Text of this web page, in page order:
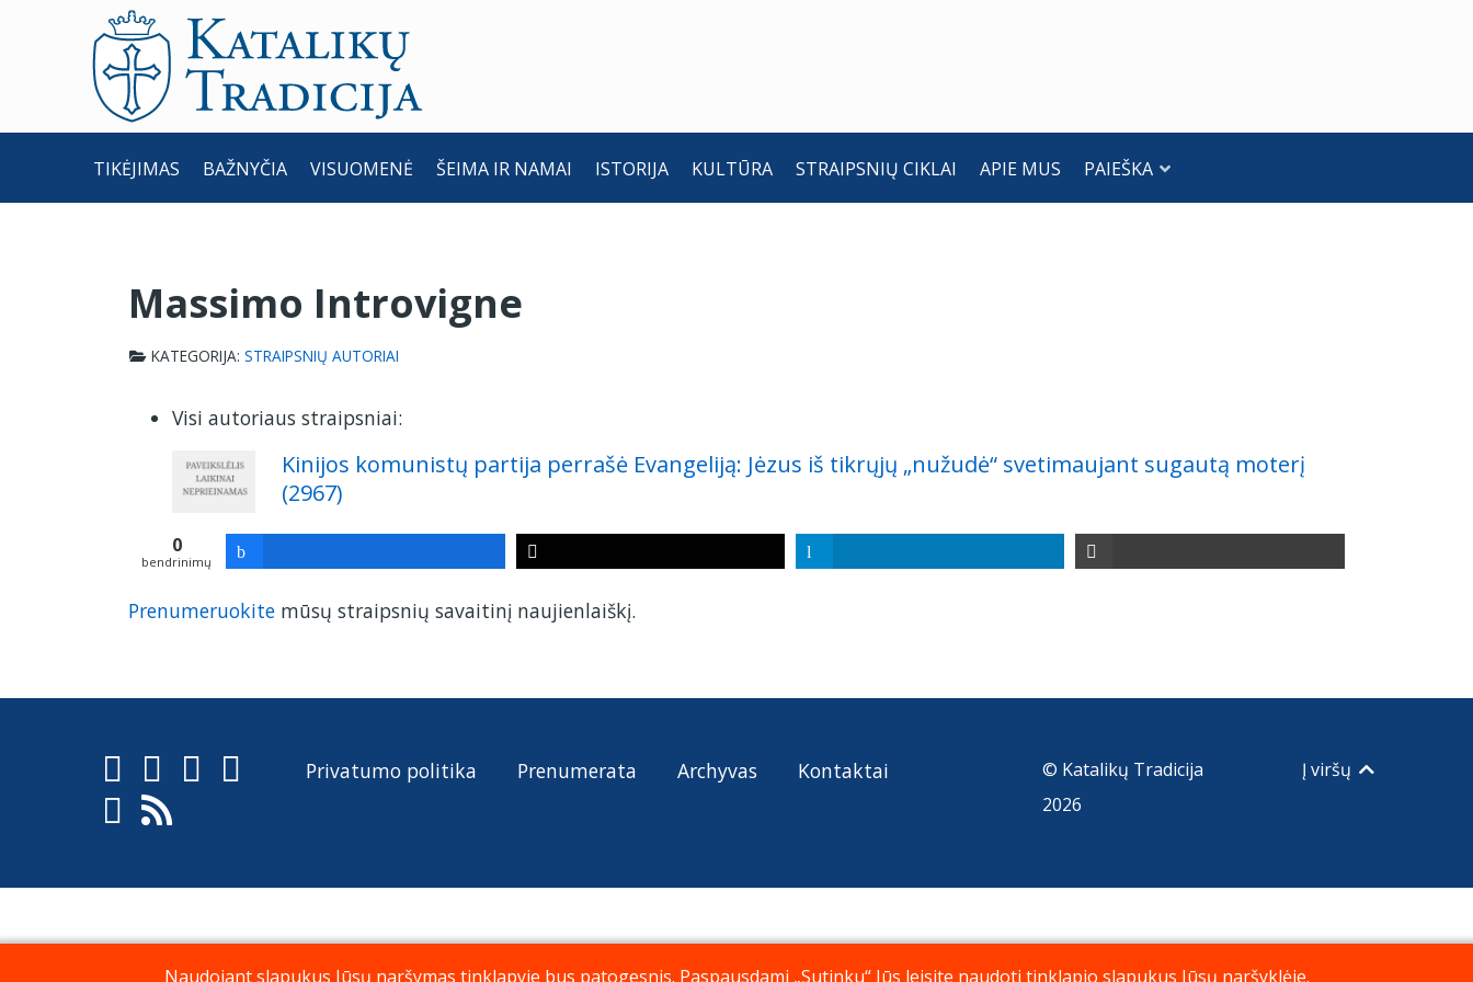
TIKĖJIMAS BAŽNYČIA VISUOMENĖ ŠEIMA IR NAMAI ISTORIJA KULTŪRA STRAIPSNIŲ CIKLAI APIE MUS PAIEŠKA
Massimo Introvigne
KATEGORIJA: STRAIPSNIŲ AUTORIAI
Visi autoriaus straipsniai:
Kinijos komunistų partija perrašė Evangeliją: Jėzus iš tikrųjų „nužudė“ svetimaujant sugautą moterį
(2967)
0
bendrinimų
Prenumeruokite mūsų straipsnių savaitinį naujienlaiškį.
Privatumo politika Prenumerata Archyvas Kontaktai
© Katalikų Tradicija
2026
Į viršų
Naudojant slapukus Jūsų naršymas tinklapyje bus patogesnis. Paspausdami „Sutinku“ Jūs leisite naudoti tinklapio slapukus Jūsų naršyklėje.